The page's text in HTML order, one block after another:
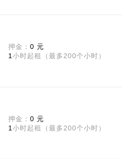
押金： 0 元
1 小时起租（最多200个小时）
押金： 0 元
1 小时起租（最多200个小时）